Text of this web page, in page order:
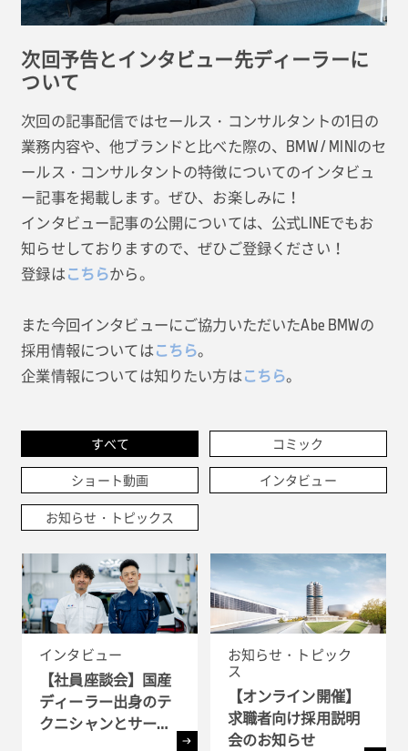
次回予告とインタビュー先ディーラーに
ついて
次回の記事配信ではセールス・コンサルタントの1日の
業務内容や、他ブランドと比べた際の、BMW / MINIのセ
ールス・コンサルタントの特徴についてのインタビュ
ー記事を掲載します。ぜひ、お楽しみに！
インタビュー記事の公開については、公式LINEでもお
知らせしておりますので、ぜひご登録ください！
登録はこちらから。
また今回インタビューにご協力いただいたAbe BMWの
採用情報についてはこちら。
企業情報については知りたい方はこちら。
すべて コミック
ショート動画 インタビュー
お知らせ・トピックス
インタビュー
【社員座談会】国産
ディーラー出身のテ
クニシャンとサービ
お知らせ・トピック
ス
【オンライン開催】
求職者向け採用説明
会のお知らせ